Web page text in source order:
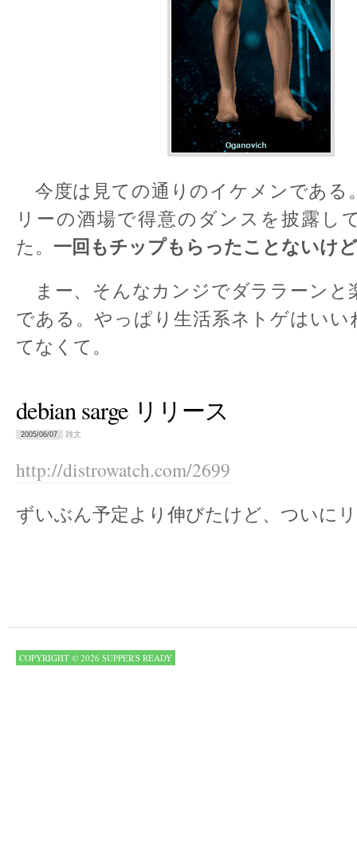
今度は見ての通りのイケメンである
リーの酒場で得意のダンスを披露し
た。 一回もチップもらったことないけ
まー、そんなカンジでダララーンと
である。やっぱり生活系ネトゲはいい
てなくて。
debian sarge リリース
2005/06/07 雑文
http://distrowatch.com/2699
ずいぶん予定より伸びたけど、ついに
COPYRIGHT © 2026 SUPPER'S READY